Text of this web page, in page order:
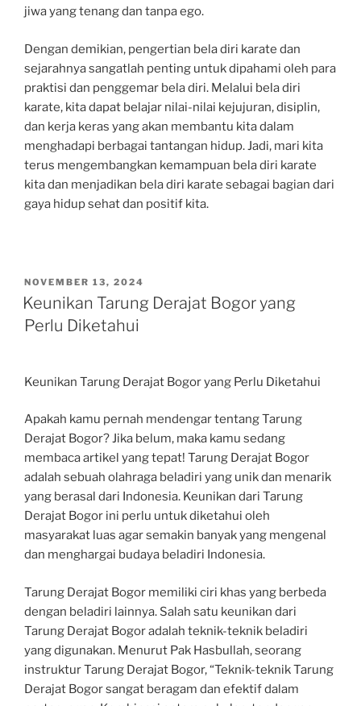
jiwa yang tenang dan tanpa ego.
Dengan demikian, pengertian bela diri karate dan
sejarahnya sangatlah penting untuk dipahami oleh para
praktisi dan penggemar bela diri. Melalui bela diri
karate, kita dapat belajar nilai-nilai kejujuran, disiplin,
dan kerja keras yang akan membantu kita dalam
menghadapi berbagai tantangan hidup. Jadi, mari kita
terus mengembangkan kemampuan bela diri karate
kita dan menjadikan bela diri karate sebagai bagian dari
gaya hidup sehat dan positif kita.
POSTED
ON
NOVEMBER 13, 2024
Keunikan Tarung Derajat Bogor yang
Perlu Diketahui
Keunikan Tarung Derajat Bogor yang Perlu Diketahui
Apakah kamu pernah mendengar tentang Tarung
Derajat Bogor? Jika belum, maka kamu sedang
membaca artikel yang tepat! Tarung Derajat Bogor
adalah sebuah olahraga beladiri yang unik dan menarik
yang berasal dari Indonesia. Keunikan dari Tarung
Derajat Bogor ini perlu untuk diketahui oleh
masyarakat luas agar semakin banyak yang mengenal
dan menghargai budaya beladiri Indonesia.
Tarung Derajat Bogor memiliki ciri khas yang berbeda
dengan beladiri lainnya. Salah satu keunikan dari
Tarung Derajat Bogor adalah teknik-teknik beladiri
yang digunakan. Menurut Pak Hasbullah, seorang
instruktur Tarung Derajat Bogor, “Teknik-teknik Tarung
Derajat Bogor sangat beragam dan efektif dalam